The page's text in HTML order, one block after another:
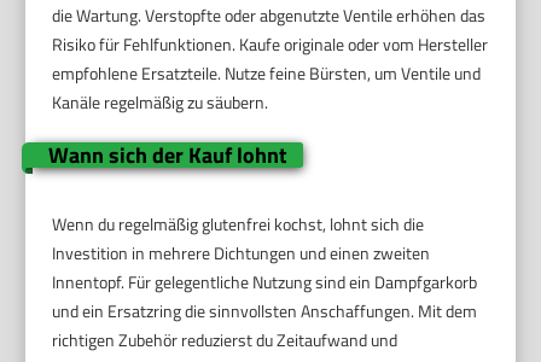
die Wartung. Verstopfte oder abgenutzte Ventile erhöhen das
Risiko für Fehlfunktionen. Kaufe originale oder vom Hersteller
empfohlene Ersatzteile. Nutze feine Bürsten, um Ventile und
Kanäle regelmäßig zu säubern.
Wann sich der Kauf lohnt
Wenn du regelmäßig glutenfrei kochst, lohnt sich die
Investition in mehrere Dichtungen und einen zweiten
Innentopf. Für gelegentliche Nutzung sind ein Dampfgarkorb
und ein Ersatzring die sinnvollsten Anschaffungen. Mit dem
richtigen Zubehör reduzierst du Zeitaufwand und